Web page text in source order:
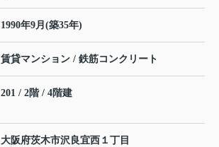
1990年9月(築35年)
賃貸マンション / 鉄筋コンクリート
201 / 2階 / 4階建
大阪府茨木市沢良宜西 １丁目